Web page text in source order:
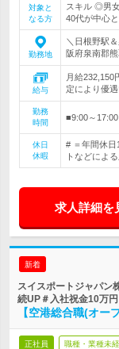
対象と
なる方
スキル ◎男
40代が中心
勤務地
＼日根野駅
阪府泉南郡
給与
月給232,150
定により優
勤務
時間
■9:00～17:00
休日
休暇
# ＝年間休
トなどによ
求人詳細を
新着
スイスポートジャパン
続UP＃入社祝金10万円
【空港総合職(オ
正社員 職種・業種未